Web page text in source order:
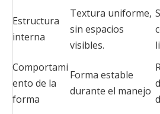
Estructura
interna
Textura uniforme,
sin espacios
visibles.
Comportami
ento de la
forma
Forma estable
durante el manejo